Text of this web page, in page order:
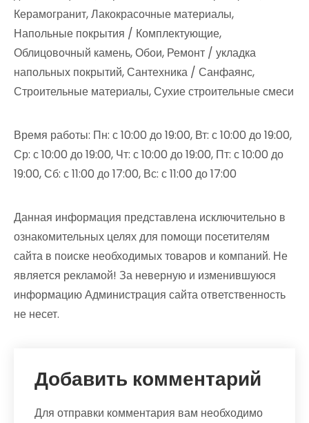
Керамогранит, Лакокрасочные материалы,
Напольные покрытия / Комплектующие,
Облицовочный камень, Обои, Ремонт / укладка
напольных покрытий, Сантехника / Санфаянс,
Строительные материалы, Сухие строительные смеси
Время работы: Пн: с 10:00 до 19:00, Вт: с 10:00 до 19:00,
Ср: с 10:00 до 19:00, Чт: с 10:00 до 19:00, Пт: с 10:00 до
19:00, Сб: с 11:00 до 17:00, Вс: с 11:00 до 17:00
Данная информация представлена исключительно в
ознакомительных целях для помощи посетителям
сайта в поиске необходимых товаров и компаний. Не
является рекламой! За неверную и изменившуюся
информацию Администрация сайта ответственность
не несет.
Добавить комментарий
Для отправки комментария вам необходимо